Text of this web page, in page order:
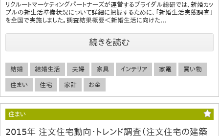
リクルートマーケティングパートナーズが運営するブライダル総研では、新婚カッ
プルの新生活準備状況について詳細に把握するために、「新婚生活実態調査」
を全国で実施しました。調査結果概要＜新婚生活に向けた...
続きを読む
結婚 結婚生活 夫婦 家具 インテリア 家電 買い物
住まい 住宅 家計 お金
住まい
2015年 注文住宅動向・トレンド調査（注文住宅の建築